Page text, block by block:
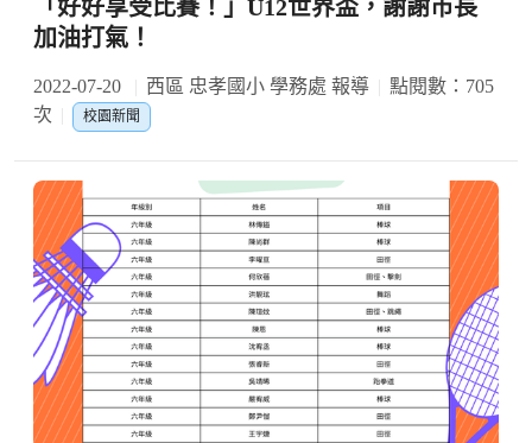
「好好享受比賽！」U12世界盃，謝謝市長
加油打氣！
2022-07-20 西區 忠孝國小 學務處 報導
點閱數：705
次
校園新聞